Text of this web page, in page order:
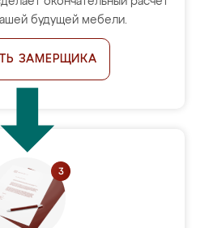
будущей мебели.
ЗАМЕРЩИКА